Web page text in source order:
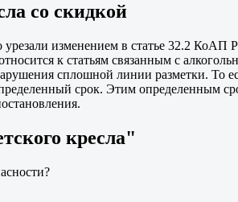
со скидкой
изменением в статье 32.2 КоАП
к статьям связанным с
сплошной линии разметки. То
срок. Этим определенным
кресла"